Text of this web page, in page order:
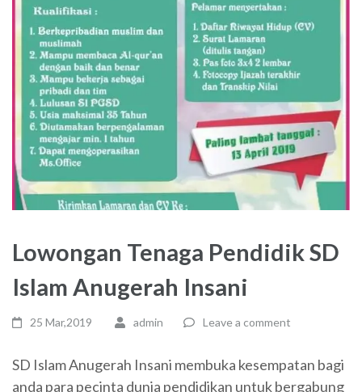
Lowongan Tenaga Pendidik SD
Islam Anugerah Insani
25 Mar,2019 admin Leave a comment
SD Islam Anugerah Insani membuka kesempatan bagi
anda para pecinta dunia pendidikan untuk bergabung